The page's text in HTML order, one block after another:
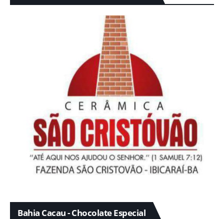
Bahia Cacau - Chocolate Especial